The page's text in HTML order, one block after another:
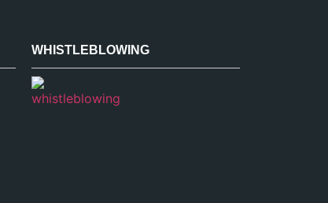
WHISTLEBLOWING